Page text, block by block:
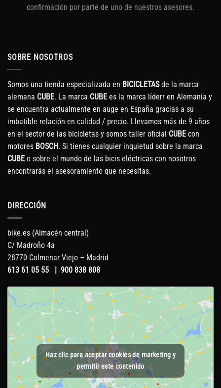
confirmación por parte de uno de nuestros asesores.
SOBRE NOSOTROS
Somos una tienda especializada en BICICLETASde la marca
alemana CUBE. La marca CUBE es la marca líderr en Alemania y
se encuentra actualmente en auge en España gracias a su
imbatible relación en calidad / precio. Llevamos más de 9 años
en el sector de las bicicletas y somos taller oficial CUBE con
motores BOSCH. Si tienes cualquier inquietud sobre la marca
CUBE o sobre el mundo de las bicis eléctricas con nosotros
encontrarás el asesoramiento que necesitas.
DIRECCIÓN
bike.es (Almacén central)
C/ Madroño 4a
28770 Colmenar Viejo – Madrid
613 61 05 55 | 900 838 808
Haz clic para aceptar cookies de marketing y
permitir este contenido